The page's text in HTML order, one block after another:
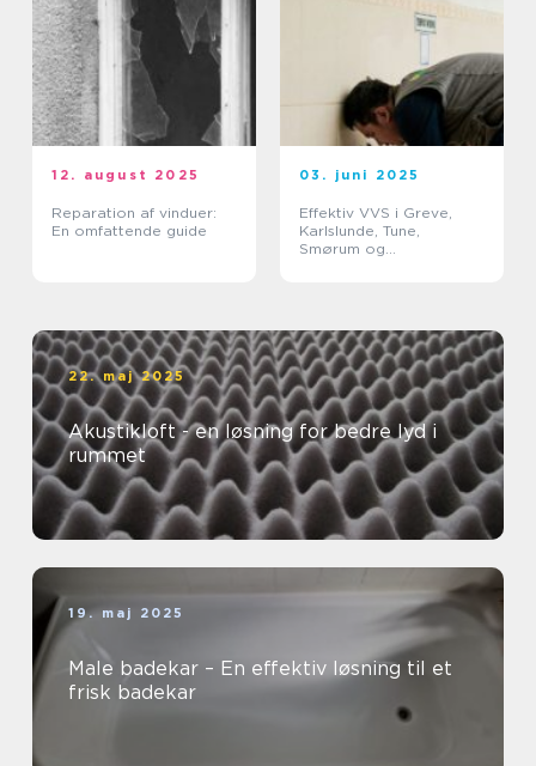
12. august 2025
Reparation af vinduer:
En omfattende guide
03. juni 2025
Effektiv VVS i Greve,
Karlslunde, Tune,
Smørum og
22. maj 2025
Akustikloft - en løsning for bedre lyd i
rummet
19. maj 2025
Male badekar – En effektiv løsning til et
frisk badekar